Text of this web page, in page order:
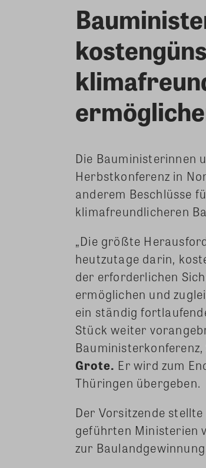
Die Bauministerinnen
Herbstkonferenz in
anderem Beschlüsse
klimafreundlicheren
„Die größte
heutzutage darin,
der erforderlichen
ermöglichen und
ein ständig
Stück weiter
Bauministerkonferenz,
Grote. Er wird zum
Thüringen übergeben.
Der Vorsitzende
geführten Ministerien
zur